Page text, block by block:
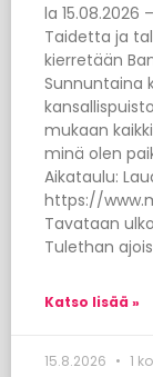
la 15.08.2026
Taidetta ja
kierretään
Sunnuntaina
mukaan
minä olen
Aikataulu:
https://
Tavataan
Tulethan
Katso lisää »
15.8.2026 1